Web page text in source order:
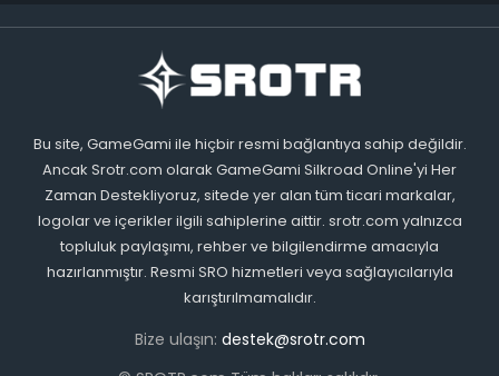
Bu site, GameGami ile hiçbir resmi bağlantıya sahip değildir.
Ancak Srotr.com olarak GameGami Silkroad Online'yi Her
Zaman Destekliyoruz, sitede yer alan tüm ticari markalar,
logolar ve içerikler ilgili sahiplerine aittir. srotr.com yalnızca
topluluk paylaşımı, rehber ve bilgilendirme amacıyla
hazırlanmıştır. Resmi SRO hizmetleri veya sağlayıcılarıyla
karıştırılmamalıdır.
Bize ulaşın: destek@srotr.com